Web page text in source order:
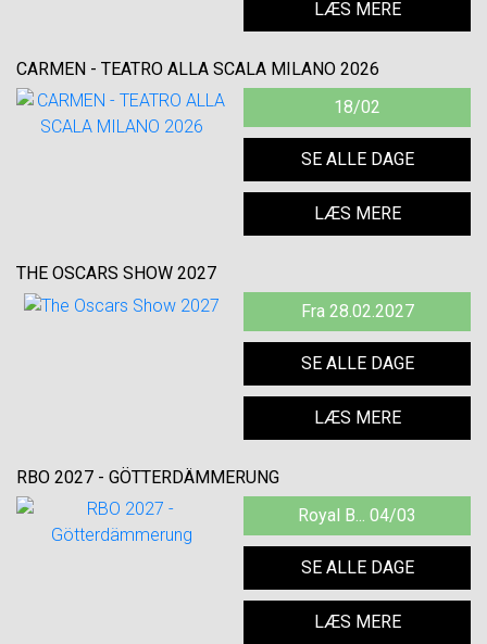
LÆS MERE
CARMEN - TEATRO ALLA SCALA MILANO 2026
18/02
SE ALLE DAGE
LÆS MERE
THE OSCARS SHOW 2027
Fra 28.02.2027
SE ALLE DAGE
LÆS MERE
RBO 2027 - GÖTTERDÄMMERUNG
Royal B... 04/03
SE ALLE DAGE
LÆS MERE